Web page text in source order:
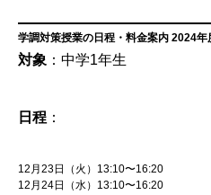
学調対策授業の日程・料金案内 2024
対象 ：中学1年生
日程 ：
12月23日（火）13:10〜16:20
12月24日（水）13:10〜16:20